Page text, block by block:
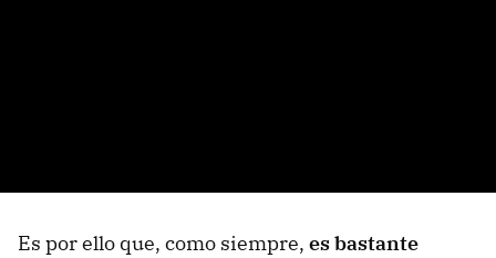
Es por ello que, como siempre, es bastante